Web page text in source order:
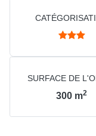
SURFACE DE
300 m2